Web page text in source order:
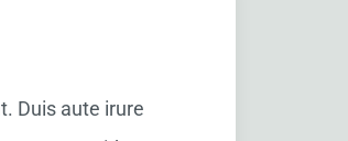
Duis aute irure